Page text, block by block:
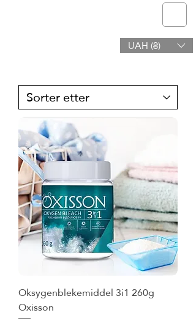
UAH (₴)
Oksygenblekemiddel 3i1 260g
Oxisson